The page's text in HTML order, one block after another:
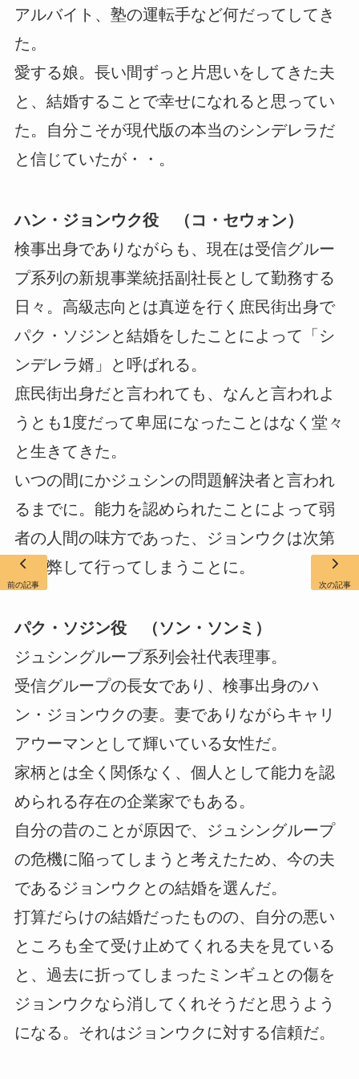
アルバイト、塾の運転手など何だってしてき
た。
愛する娘。長い間ずっと片思いをしてきた夫
と、結婚することで幸せになれると思ってい
た。自分こそが現代版の本当のシンデレラだ
と信じていたが・・。
ハン・ジョンウク役 （コ・セウォン）
検事出身でありながらも、現在は受信グルー
プ系列の新規事業統括副社長として勤務する
日々。高級志向とは真逆を行く庶民街出身で
パク・ソジンと結婚をしたことによって「シ
ンデレラ婿」と呼ばれる。
庶民街出身だと言われても、なんと言われよ
うとも1度だって卑屈になったことはなく堂々
と生きてきた。
いつの間にかジュシンの問題解決者と言われ
るまでに。能力を認められたことによって弱
者の人間の味方であった、ジョンウクは次第
に疲弊して行ってしまうことに。
パク・ソジン役 （ソン・ソンミ）
ジュシングループ系列会社代表理事。
受信グループの長女であり、検事出身のハ
ン・ジョンウクの妻。妻でありながらキャリ
アウーマンとして輝いている女性だ。
家柄とは全く関係なく、個人として能力を認
められる存在の企業家でもある。
自分の昔のことが原因で、ジュシングループ
の危機に陥ってしまうと考えたため、今の夫
であるジョンウクとの結婚を選んだ。
打算だらけの結婚だったものの、自分の悪い
ところも全て受け止めてくれる夫を見ている
と、過去に折ってしまったミンギュとの傷を
ジョンウクなら消してくれそうだと思うよう
になる。それはジョンウクに対する信頼だ。
前の記事 次の記事